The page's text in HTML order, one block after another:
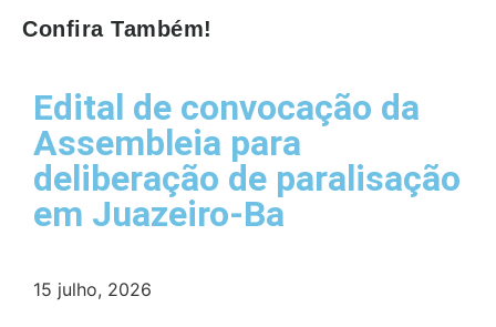
Confira Também!
Edital de convocação da
Assembleia para
deliberação de paralisação
em Juazeiro-Ba
15 julho, 2026